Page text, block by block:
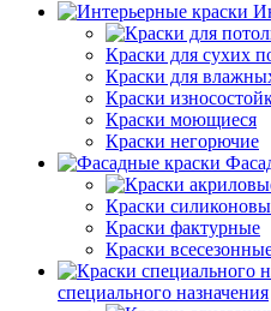
Краски для сухих
Краски для
Краски
Краски моющиеся
Краски негорючие
Краски
Краски фактурные
Краски
специального назначения